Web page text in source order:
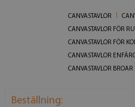
CANVASTAVLOR
CANVASTAVLOR FÖR
CANVASTAVLOR FÖR
CANVASTAVLOR
CANVASTAVLOR BROAR
Beställning: